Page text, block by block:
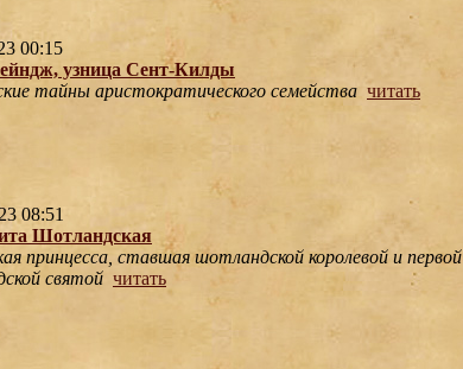
00:15
узница Сент-Килды
тайны аристократического семейства читать
08:51
Шотландская
принцесса, ставшая шотландской королевой и первой
святой читать